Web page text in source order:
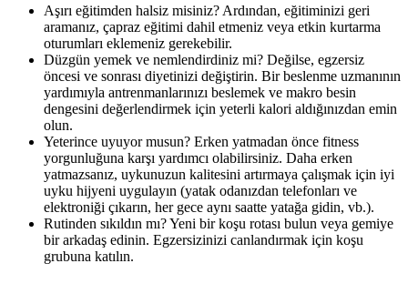
Aşırı eğitimden halsiz misiniz? Ardından, eğitiminizi geri
aramanız, çapraz eğitimi dahil etmeniz veya etkin kurtarma
oturumları eklemeniz gerekebilir.
Düzgün yemek ve nemlendirdiniz mi? Değilse, egzersiz
öncesi ve sonrası diyetinizi değiştirin. Bir beslenme uzmanının
yardımıyla antrenmanlarınızı beslemek ve makro besin
dengesini değerlendirmek için yeterli kalori aldığınızdan emin
olun.
Yeterince uyuyor musun? Erken yatmadan önce fitness
yorgunluğuna karşı yardımcı olabilirsiniz. Daha erken
yatmazsanız, uykunuzun kalitesini artırmaya çalışmak için iyi
uyku hijyeni uygulayın (yatak odanızdan telefonları ve
elektroniği çıkarın, her gece aynı saatte yatağa gidin, vb.).
Rutinden sıkıldın mı? Yeni bir koşu rotası bulun veya gemiye
bir arkadaş edinin. Egzersizinizi canlandırmak için koşu
grubuna katılın.